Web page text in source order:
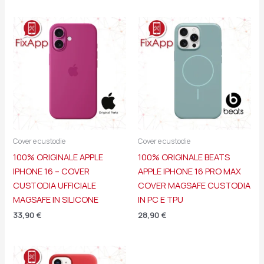
Cover e custodie
100% ORIGINALE APPLE
IPHONE 16 – COVER
CUSTODIA UFFICIALE
MAGSAFE IN SILICONE
33,90 €
Cover e custodie
100% ORIGINALE BEATS
APPLE IPHONE 16 PRO MAX
COVER MAGSAFE CUSTODIA
IN PC E TPU
28,90 €